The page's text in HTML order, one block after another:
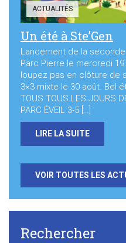
ACTUALITÉS
Un été à Ste’Gen
Lancement de la
Parc Pierre le mercredi 19
loupez pas en clôture de
3×3 mixte le 30 août. Bel
TOUS TOUS LES JOURS
PARC ÉVEIL 3-5 […]
LIRE LA SUITE
VOIR TOUTES LES
Rechercher